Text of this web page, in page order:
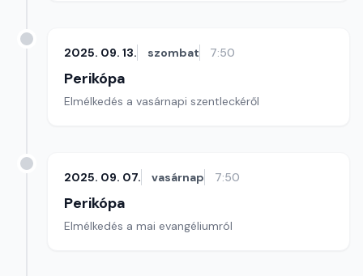
2025. 09. 13. szombat 7:50
Perikópa
Elmélkedés a vasárnapi szentleckéről
2025. 09. 07. vasárnap 7:50
Perikópa
Elmélkedés a mai evangéliumról